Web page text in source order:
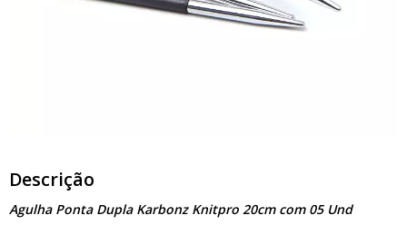
Descrição
Agulha Ponta Dupla Karbonz Knitpro 20cm com 05 Und